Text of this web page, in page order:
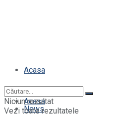
Acasa
News
Acasa
Niciun rezultat
Vezi toate rezultatele